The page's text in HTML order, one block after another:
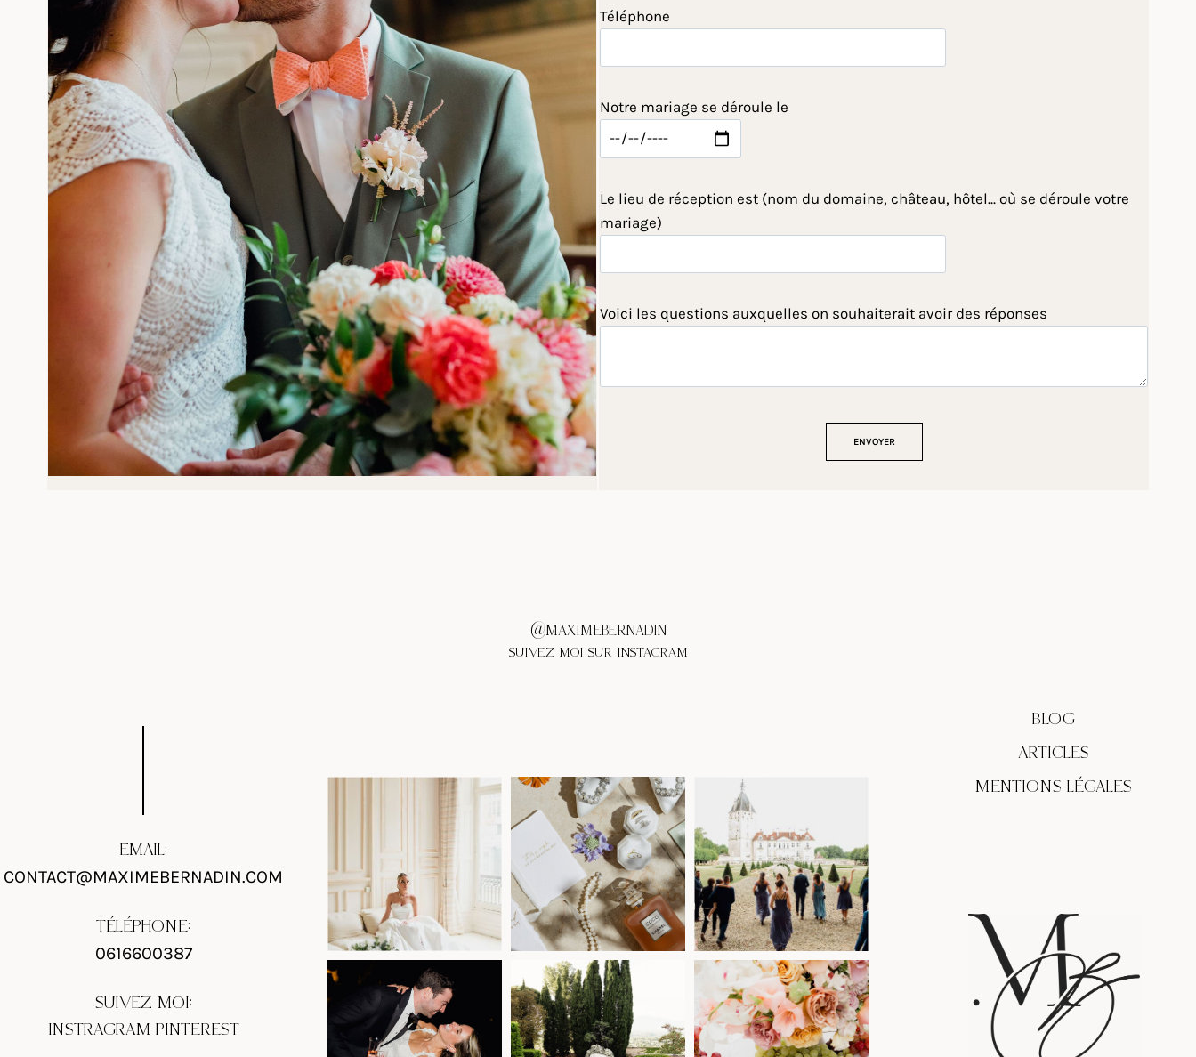
Téléphone
Notre mariage se déroule le
Le lieu de réception est (nom du domaine, château, hôtel... où se déroule votre
mariage)
Voici les questions auxquelles on souhaiterait avoir des réponses
@MAXIMEBERNADIN
SUIVEZ MOI SUR INSTAGRAM
EMAIL:
CONTACT@MAXIMEBERNADIN.COM
TÉLÉPHONE:
0616600387
SUIVEZ MOI:
INSTRAGRAM PINTEREST
BLOG
ARTICLES
MENTIONS LÉGALES